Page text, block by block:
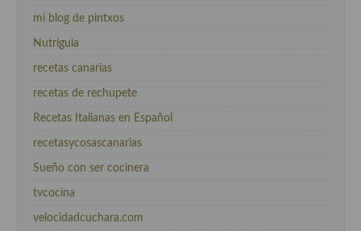
mi blog de pintxos
Nutriguia
recetas canarias
recetas de rechupete
Recetas Italianas en Español
recetasycosascanarias
Sueño con ser cocinera
tvcocina
velocidadcuchara.com